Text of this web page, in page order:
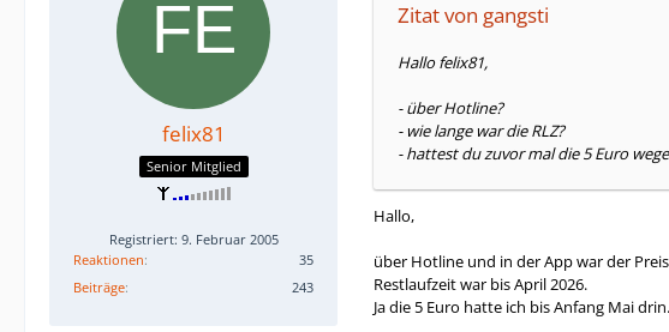
felix81
Senior Mitglied
Registriert: 9. Februar 2005
Reaktionen
35
Beiträge
243
Zitat von gangsti
Hallo felix81,
- über Hotline?
- wie lange war die RLZ?
- hattest du zuvor mal die 5 Euro
Hallo,
über Hotline und in der App war der
Restlaufzeit war bis April 2026.
Ja die 5 Euro hatte ich bis Anfang Mai